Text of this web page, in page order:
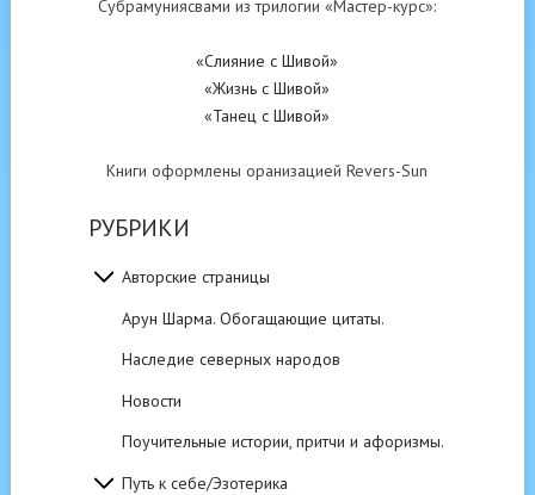
Субрамуниясвами из трилогии «Мастер-курс»:
«Слияние с Шивой»
«Жизнь с Шивой»
«Танец с Шивой»
Книги оформлены оранизацией Revers-Sun
РУБРИКИ
Авторские страницы
Арун Шарма. Обогащающие цитаты.
Наследие северных народов
Новости
Поучительные истории, притчи и афоризмы.
Путь к себе/Эзотерика